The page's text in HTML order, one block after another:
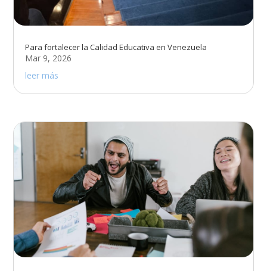
Para fortalecer la Calidad Educativa en Venezuela
Mar 9, 2026
leer más